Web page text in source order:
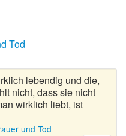
Tod
lebendig und die,
nicht, dass sie nicht
wirklich liebt, ist
und Tod